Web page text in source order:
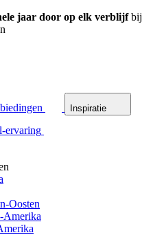
jaar door op elk verblijfbij
Inspiratie
ervaring
Oosten
Amerika